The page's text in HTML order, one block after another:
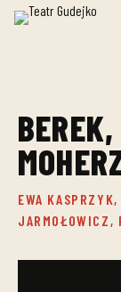
EWA
JARMOŁOWICZ,